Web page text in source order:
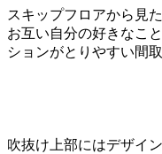
スキップフロアから見
お互い自分の好きなこ
ションがとりやすい間取
吹抜け上部にはデザイ